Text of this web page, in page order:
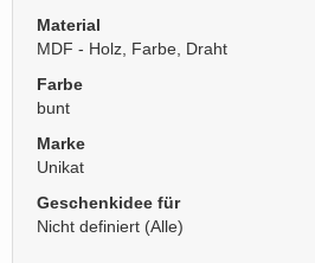
Material
MDF - Holz, Farbe, Draht
Farbe
bunt
Marke
Unikat
Geschenkidee für
Nicht definiert (Alle)